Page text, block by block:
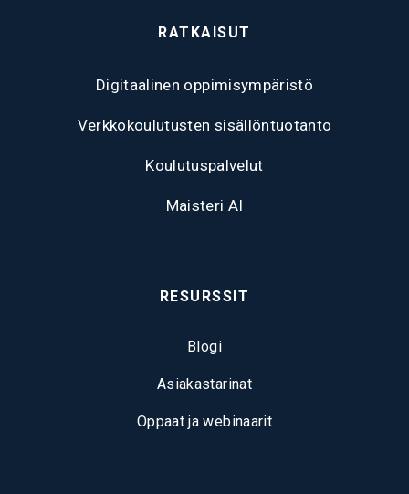
RATKAISUT
Digitaalinen oppimisympäristö
Verkkokoulutusten sisällöntuotanto
Koulutuspalvelut
Maisteri AI
RESURSSIT
Blogi
Asiakastarinat
Oppaat ja webinaarit